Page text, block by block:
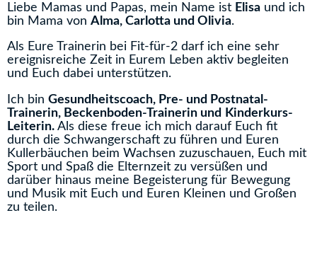
Liebe Mamas und Papas, mein Name ist Elisa und ich
bin Mama von Alma, Carlotta und Olivia.
Als Eure Trainerin bei Fit-für-2 darf ich eine sehr
ereignisreiche Zeit in Eurem Leben aktiv begleiten
und Euch dabei unterstützen.
Ich bin Gesundheitscoach, Pre- und Postnatal-
Trainerin, Beckenboden-Trainerin und
Kinderkurs-
Leiterin. Als diese freue ich mich darauf Euch fit
durch die Schwangerschaft zu führen und Euren
Kullerbäuchen beim Wachsen zuzuschauen, Euch mit
Sport und Spaß die Elternzeit zu versüßen und
darüber hinaus meine Begeisterung für Bewegung
und Musik mit Euch und Euren Kleinen und Großen
zu teilen.